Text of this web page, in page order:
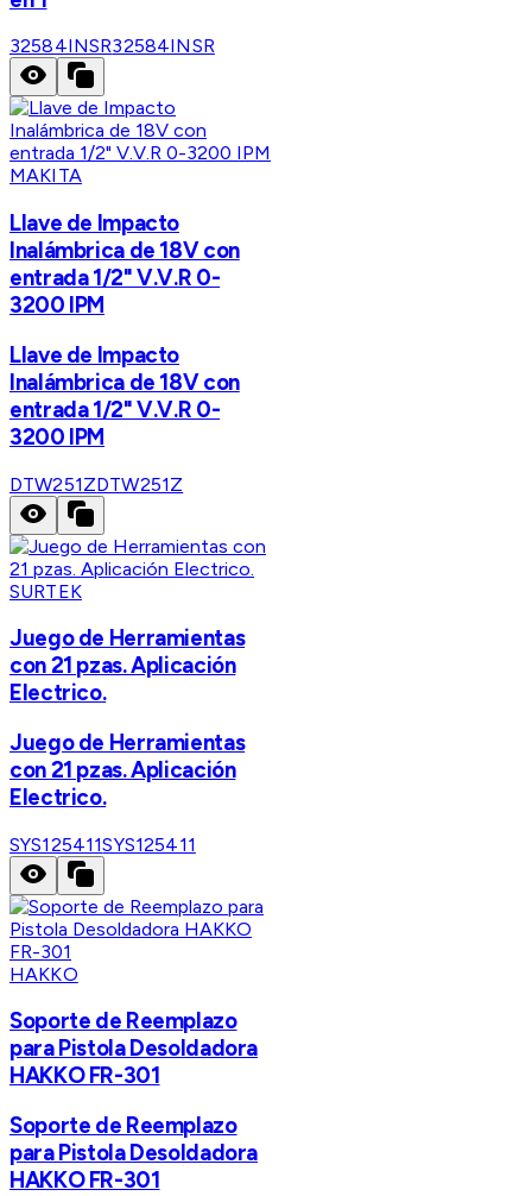
32584INSR32584INSR
MAKITA
Llave de Impacto
Inalámbrica de 18V con
entrada 1/2" V.V.R 0-
3200 IPM
Llave de Impacto
Inalámbrica de 18V con
entrada 1/2" V.V.R 0-
3200 IPM
DTW251ZDTW251Z
SURTEK
Juego de Herramientas
con 21 pzas. Aplicación
Electrico.
Juego de Herramientas
con 21 pzas. Aplicación
Electrico.
SYS125411SYS125411
HAKKO
Soporte de Reemplazo
para Pistola Desoldadora
HAKKO FR-301
Soporte de Reemplazo
para Pistola Desoldadora
HAKKO FR-301